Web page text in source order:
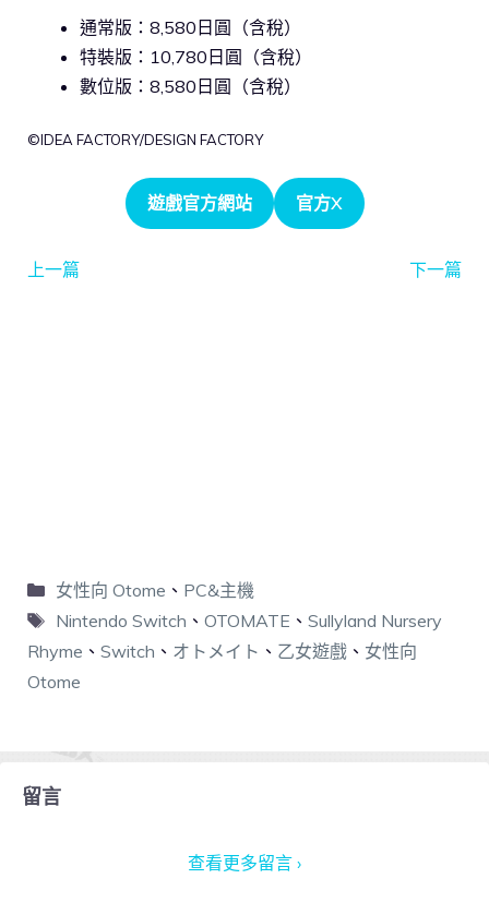
通常版：8,580日圓（含稅）
特裝版：10,780日圓（含稅）
數位版：8,580日圓（含稅）
©IDEA FACTORY/DESIGN FACTORY
遊戲官方網站 官方X
上一篇 下一篇
女性向 Otome 、 PC&主機
Nintendo Switch 、 OTOMATE 、 Sullyland Nursery
Rhyme 、 Switch 、 オトメイト 、 乙女遊戲 、 女性向
Otome
留言
查看更多留言 ›